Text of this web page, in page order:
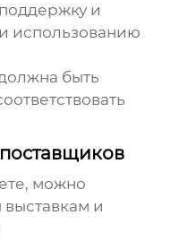
и
использованию
быть
можно
выставкам и